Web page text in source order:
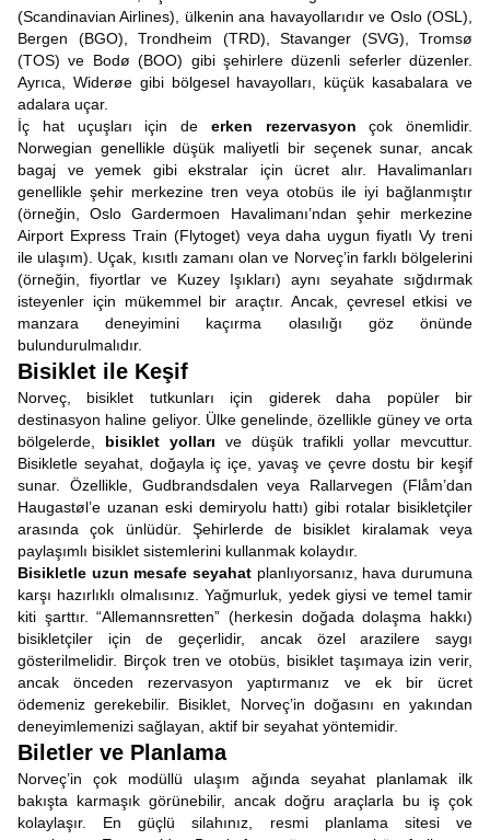
(Scandinavian Airlines), ülkenin ana havayollarıdır ve Oslo (OSL),
Bergen (BGO), Trondheim (TRD), Stavanger (SVG), Tromsø
(TOS) ve Bodø (BOO) gibi şehirlere düzenli seferler düzenler.
Ayrıca, Widerøe gibi bölgesel havayolları, küçük kasabalara ve
adalara uçar.
İç hat uçuşları için de erken rezervasyon çok önemlidir.
Norwegian genellikle düşük maliyetli bir seçenek sunar, ancak
bagaj ve yemek gibi ekstralar için ücret alır. Havalimanları
genellikle şehir merkezine tren veya otobüs ile iyi bağlanmıştır
(örneğin, Oslo Gardermoen Havalimanı’ndan şehir merkezine
Airport Express Train (Flytoget) veya daha uygun fiyatlı Vy treni
ile ulaşım). Uçak, kısıtlı zamanı olan ve Norveç’in farklı bölgelerini
(örneğin, fiyortlar ve Kuzey Işıkları) aynı seyahate sığdırmak
isteyenler için mükemmel bir araçtır. Ancak, çevresel etkisi ve
manzara deneyimini kaçırma olasılığı göz önünde
bulundurulmalıdır.
Bisiklet ile Keşif
Norveç, bisiklet tutkunları için giderek daha popüler bir
destinasyon haline geliyor. Ülke genelinde, özellikle güney ve orta
bölgelerde, bisiklet yolları ve düşük trafikli yollar mevcuttur.
Bisikletle seyahat, doğayla iç içe, yavaş ve çevre dostu bir keşif
sunar. Özellikle, Gudbrandsdalen veya Rallarvegen (Flåm’dan
Haugastøl’e uzanan eski demiryolu hattı) gibi rotalar bisikletçiler
arasında çok ünlüdür. Şehirlerde de bisiklet kiralamak veya
paylaşımlı bisiklet sistemlerini kullanmak kolaydır.
Bisikletle uzun mesafe seyahat planlıyorsanız, hava durumuna
karşı hazırlıklı olmalısınız. Yağmurluk, yedek giysi ve temel tamir
kiti şarttır. “Allemannsretten” (herkesin doğada dolaşma hakkı)
bisikletçiler için de geçerlidir, ancak özel arazilere saygı
gösterilmelidir. Birçok tren ve otobüs, bisiklet taşımaya izin verir,
ancak önceden rezervasyon yaptırmanız ve ek bir ücret
ödemeniz gerekebilir. Bisiklet, Norveç’in doğasını en yakından
deneyimlemenizi sağlayan, aktif bir seyahat yöntemidir.
Biletler ve Planlama
Norveç’in çok modüllü ulaşım ağında seyahat planlamak ilk
bakışta karmaşık görünebilir, ancak doğru araçlarla bu iş çok
kolaylaşır. En güçlü silahınız, resmi planlama sitesi ve